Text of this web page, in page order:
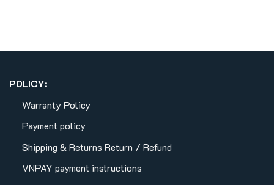
POLICY:
Warranty Policy
Payment policy
Shipping & Returns Return / Refund
VNPAY payment instructions